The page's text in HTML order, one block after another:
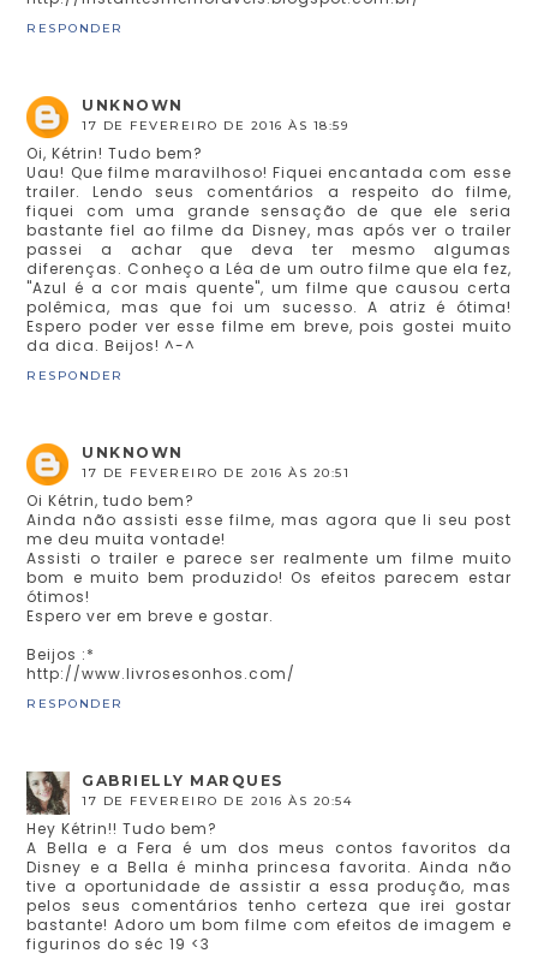
RESPONDER
UNKNOWN
17 DE FEVEREIRO DE 2016 ÀS 18:59
Oi, Kétrin! Tudo bem?
Uau! Que filme maravilhoso! Fiquei encantada com esse
trailer. Lendo seus comentários a respeito do filme,
fiquei com uma grande sensação de que ele seria
bastante fiel ao filme da Disney, mas após ver o trailer
passei a achar que deva ter mesmo algumas
diferenças. Conheço a Léa de um outro filme que ela fez,
"Azul é a cor mais quente", um filme que causou certa
polêmica, mas que foi um sucesso. A atriz é ótima!
Espero poder ver esse filme em breve, pois gostei muito
da dica. Beijos! ^-^
RESPONDER
UNKNOWN
17 DE FEVEREIRO DE 2016 ÀS 20:51
Oi Kétrin, tudo bem?
Ainda não assisti esse filme, mas agora que li seu post
me deu muita vontade!
Assisti o trailer e parece ser realmente um filme muito
bom e muito bem produzido! Os efeitos parecem estar
ótimos!
Espero ver em breve e gostar.
Beijos :*
http://www.livrosesonhos.com/
RESPONDER
GABRIELLY MARQUES
17 DE FEVEREIRO DE 2016 ÀS 20:54
Hey Kétrin!! Tudo bem?
A Bella e a Fera é um dos meus contos favoritos da
Disney e a Bella é minha princesa favorita. Ainda não
tive a oportunidade de assistir a essa produção, mas
pelos seus comentários tenho certeza que irei gostar
bastante! Adoro um bom filme com efeitos de imagem e
figurinos do séc 19 <3